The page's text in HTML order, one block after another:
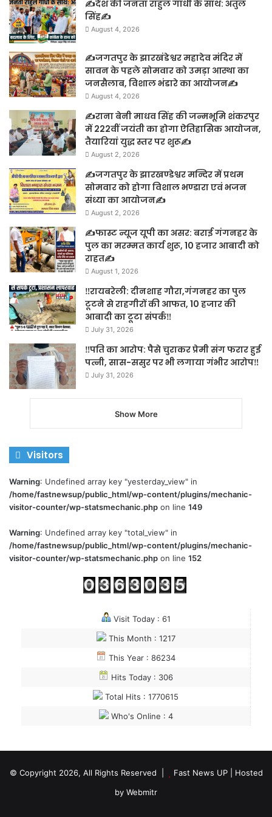
✍️देश की जनता राहुल गांधी के साथ: अतुल
सिंह✍️
August 4, 2026
✍️जगतपुर के झारखंडेश्वर महादेव मंदिर में
सावन के पहले सोमवार को उमड़ा आस्था का
जनसैलाब, विशाल भंडारे का आयोजन✍️
August 4, 2026
✍️राना बेनी माधव सिंह की जन्मभूमि शंकरपुर
में 222वीं जयंती का होगा ऐतिहासिक आयोजन,
तैयारियां युद्ध स्तर पर शुरू✍️
August 2, 2026
✍️जगतपुर के झारखण्डेश्वर मन्दिर में प्रथम
सोमवार को होगा विशाल भण्डारा एवं भजन
संध्या का आयोजन✍️
August 2, 2026
✍️फास्ट न्यूज यूपी का असर: बराई गंगनहर के
पुल का मरम्मत कार्य शुरू, 10 हजार आबादी को
राहत✍️
August 1, 2026
‼️रायबरेली: दीनशाह गौरा,गंगनहर का पुल
टूटने से राहगीरों की आफत, 10 हजार की
आबादी का टूटा संपर्क‼️
July 31, 2026
‼️पति का आरोप: पैसे चुराकर प्रेमी संग फरार हुई
पत्नी, सास-ससुर पर भी लगाया गंभीर आरोप‼️
July 31, 2026
Show More
Visitors
Warning: Undefined array key "yesterday_view" in
/home/fastnewsup/public_html/wp-content/plugins/mechanic-
visitor-counter/wp-statsmechanic.php on line 149
Warning: Undefined array key "total_view" in
/home/fastnewsup/public_html/wp-content/plugins/mechanic-
visitor-counter/wp-statsmechanic.php on line 152
Visit Today : 61
This Month : 1217
This Year : 86234
Hits Today : 306
Total Hits : 1770615
Who's Online : 4
© Copyright 2026, All Rights Reserved | Fast News UP| Hosted
by Webmitr